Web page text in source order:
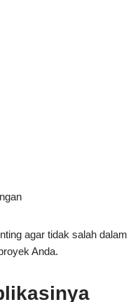
agar tidak salah dalam
Anda.